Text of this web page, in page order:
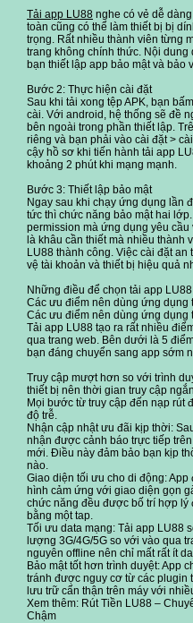
Tải app LU88 nghe có vẻ dễ
toàn cũng có thể làm thiết bị bị
trọng. Rất nhiều thành viên từng
trang không chính thức. Nội
bạn thiết lập app bảo mật và bảo
Bước 2: Thực hiện cài đặt
Sau khi tải xong tệp APK, bạn
cài. Với android, hệ thống sẽ đề
bên ngoài trong phần thiết lập.
riêng và bạn phải vào cài đặt >
cậy hồ sơ khi tiến hành tải app
khoảng 2 phút khi mạng mạnh.
Bước 3: Thiết lập bảo mật
Ngay sau khi chạy ứng dụng lần
tức thì chức năng bảo mật hai
permission mà ứng dụng yêu
là khâu cần thiết mà nhiều thành
LU88 thành công. Việc cài đặt
vệ tài khoản và thiết bị hiệu quả
Những điều để chọn tải app
Các ưu điểm nên dùng ứng dụng
Các ưu điểm nên dùng ứng dụng
Tải app LU88 tạo ra rất nhiều
qua trang web. Bên dưới là 5
bạn đáng chuyển sang app sớm
Truy cập mượt hơn so với trình
thiết bị nên thời gian truy cập
Mọi bước từ truy cập đến nạp rút
độ trễ.
Nhận cập nhật ưu đãi kịp thời:
nhận được cảnh báo trực tiếp
mới. Điều này đảm bảo bạn kịp
nào.
Giao diện tối ưu cho di động:
hình cảm ứng với giao diện gọn
chức năng đều được bố trí hợp lý
bằng một tap.
Tối ưu data mạng: Tải app LU88
lượng 3G/4G/5G so với vào qua
nguyên offline nên chỉ mất rất ít
Bảo mật tốt hơn trình duyệt: App
tránh được nguy cơ từ các plugin
lưu trữ cẩn thận trên máy với
Xem thêm: Rút Tiền LU88 –
Chậm